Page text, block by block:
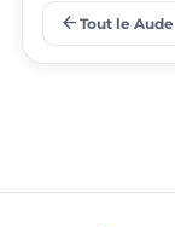
arrow_back Tout le Aude